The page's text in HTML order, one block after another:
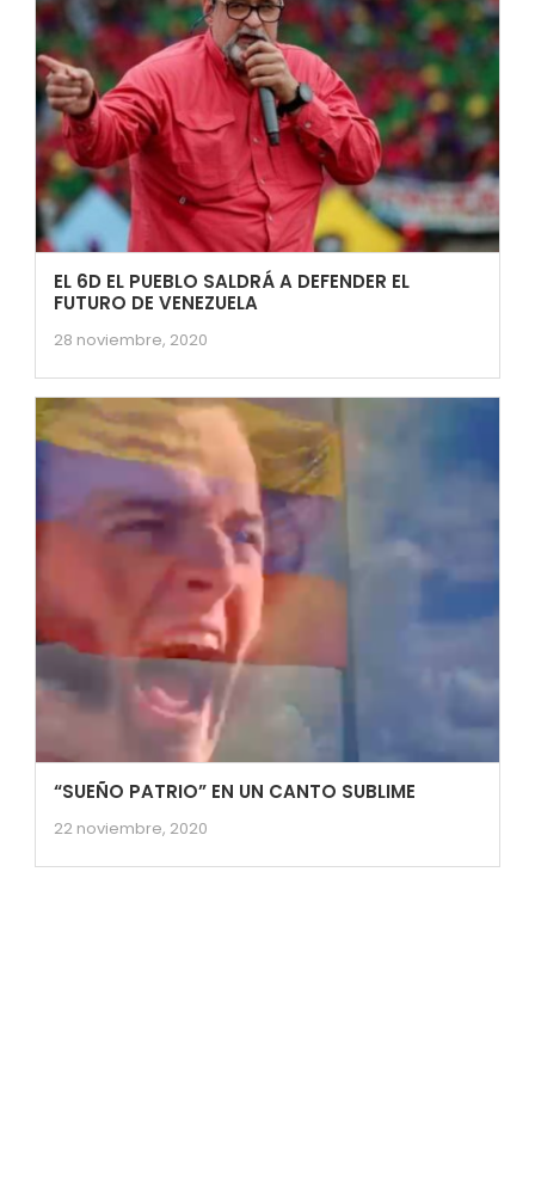
EL 6D EL PUEBLO SALDRÁ A DEFENDER EL
FUTURO DE VENEZUELA
28 noviembre, 2020
“SUEÑO PATRIO” EN UN CANTO SUBLIME
22 noviembre, 2020